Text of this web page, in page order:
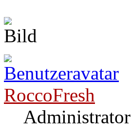
RoccoFresh
Administrator